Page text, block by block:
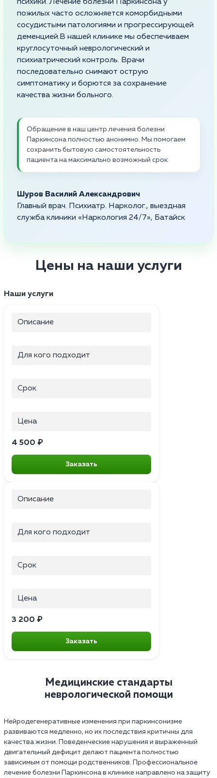
психики. Лечение болезни Паркинсона у
пожилых часто осложняется коморбидными
сосудистыми патологиями и прогрессирующей
деменцией.В нашей клинике мы обеспечиваем
круглосуточный неврологический и
психиатрический контроль. Врачи
последовательно снимают острую
симптоматику и борются за сохранение
качества жизни больного.
Обращение в наш центр лечения болезни
Паркинсона полностью анонимно. Мы помогаем
сохранить бытовую самостоятельность
пациента на максимально возможный срок
Шуров Василий Александрович
Главный врач. Психиатр. Нарколог., выездная
служба клиники «Наркология 24/7», Батайск
Цены на наши услуги
Наши услуги
Описание
Для кого подходит
Срок
Цена
4 500 ₽
Заказать
Описание
Для кого подходит
Срок
Цена
3 200 ₽
Заказать
Медицинские стандарты
неврологической помощи
Нейродегенеративные изменения при паркинсонизме
развиваются медленно, но их последствия критичны для
качества жизни. Поведенческие нарушения и выраженный
двигательный дефицит делают пациента полностью
зависимым от помощи родственников. Профессиональное
лечение болезни Паркинсона в клинике направлено на защиту